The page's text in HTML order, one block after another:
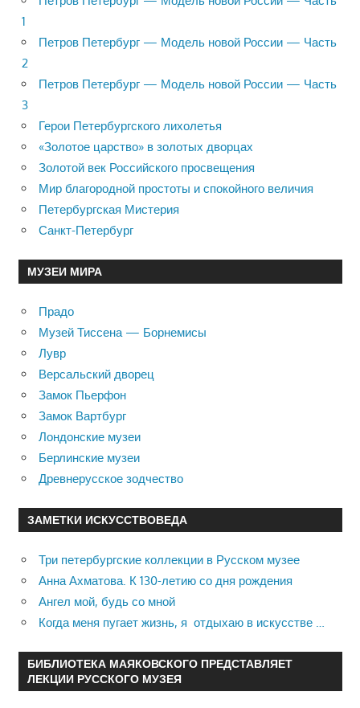
1
Петров Петербург — Модель новой России — Часть
2
Петров Петербург — Модель новой России — Часть
3
Герои Петербургского лихолетья
«Золотое царство» в золотых дворцах
Золотой век Российского просвещения
Мир благородной простоты и спокойного величия
Петербургская Мистерия
Санкт-Петербург
МУЗЕИ МИРА
Прадо
Музей Тиссена — Борнемисы
Лувр
Версальский дворец
Замок Пьерфон
Замок Вартбург
Лондонские музеи
Берлинские музеи
Древнерусское зодчество
ЗАМЕТКИ ИСКУССТВОВЕДА
Три петербургские коллекции в Русском музее
Анна Ахматова. К 130-летию со дня рождения
Ангел мой, будь со мной
Когда меня пугает жизнь, я отдыхаю в искусстве …
БИБЛИОТЕКА МАЯКОВСКОГО ПРЕДСТАВЛЯЕТ
ЛЕКЦИИ РУССКОГО МУЗЕЯ